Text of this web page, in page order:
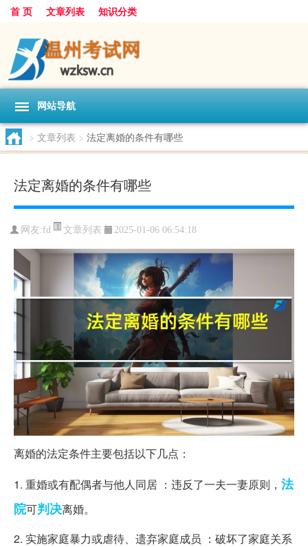
首 页 文章列表 知识分类
网站导航
> 文章列表 > 法定离婚的条件有哪些
法定离婚的条件有哪些
网友:fd 文章列表 2025-01-06 06:54:18
离婚的法定条件主要包括以下几点：
1. 重婚或有配偶者与他人同居 ：违反了一夫一妻原则， 法
院可判决离婚。
2. 实施家庭暴力或虐待、遗弃家庭成员 ：破坏了家庭关系